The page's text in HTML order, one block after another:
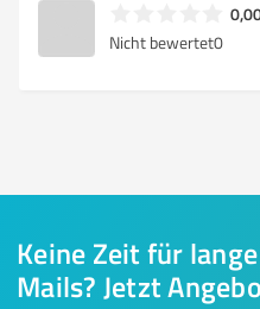
Nicht bewertet0
Keine Zeit für
Mails? Jetzt